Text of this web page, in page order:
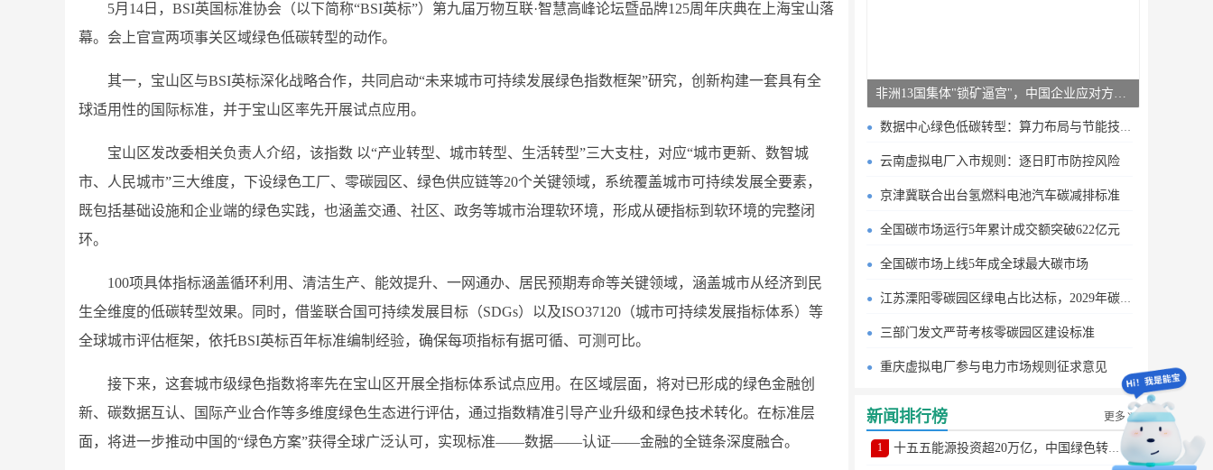
5月14日，BSI英国标准协会（以下简称“BSI英标”）第九届万物互联·智慧高峰论坛暨品牌125周年庆典在上海宝山落
幕。会上官宣两项事关区域绿色低碳转型的动作。
其一，宝山区与BSI英标深化战略合作，共同启动“未来城市可持续发展绿色指数框架”研究，创新构建一套具有全
球适用性的国际标准，并于宝山区率先开展试点应用。
宝山区发改委相关负责人介绍，该指数 以“产业转型、城市转型、生活转型”三大支柱，对应“城市更新、数智城
市、人民城市”三大维度，下设绿色工厂、零碳园区、绿色供应链等20个关键领域，系统覆盖城市可持续发展全要素，
既包括基础设施和企业端的绿色实践，也涵盖交通、社区、政务等城市治理软环境，形成从硬指标到软环境的完整闭
环。
100项具体指标涵盖循环利用、清洁生产、能效提升、一网通办、居民预期寿命等关键领域，涵盖城市从经济到民
生全维度的低碳转型效果。同时，借鉴联合国可持续发展目标（SDGs）以及ISO37120（城市可持续发展指标体系）等
全球城市评估框架，依托BSI英标百年标准编制经验，确保每项指标有据可循、可测可比。
接下来，这套城市级绿色指数将率先在宝山区开展全指标体系试点应用。在区域层面，将对已形成的绿色金融创
新、碳数据互认、国际产业合作等多维度绿色生态进行评估，通过指数精准引导产业升级和绿色技术转化。在标准层
面，将进一步推动中国的“绿色方案”获得全球广泛认可，实现标准——数据——认证——金融的全链条深度融合。
非洲13国集体"锁矿逼宫"，中国企业应对方案曝光
数据中心绿色低碳转型：算力布局与节能技术突破
云南虚拟电厂入市规则：逐日盯市防控风险
京津冀联合出台氢燃料电池汽车碳减排标准
全国碳市场运行5年累计成交额突破622亿元
全国碳市场上线5年成全球最大碳市场
江苏溧阳零碳园区绿电占比达标，2029年碳排目标明确
三部门发文严苛考核零碳园区建设标准
重庆虚拟电厂参与电力市场规则征求意见
新闻排行榜 更多
1 十五五能源投资超20万亿，中国绿色转型提速